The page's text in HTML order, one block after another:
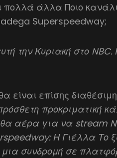
άλλα Ποιο κανάλι
Superspeedway;
την Κυριακή στο NBC.
είναι επίσης
προκριματική
αέρα για να stream
Η Γιέλλα Το
συνδρομή σε